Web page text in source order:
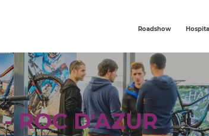
Roadshow
ROC D'AZUR